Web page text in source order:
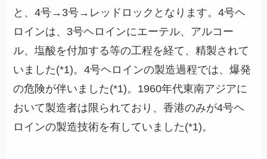
と、4号→3号→レッドロックとなります。4号ヘ
ロインは、3号ヘロインにエーテル、アルコー
ル、塩酸を付加する等の工程を経て、精製されて
いました(*1)。4号ヘロインの製造過程では、爆発
の危険が伴いました(*1)。1960年代東南アジアに
おいて製造者は限られており、香港のみが4号ヘ
ロインの製造技術を有していました(*1)。